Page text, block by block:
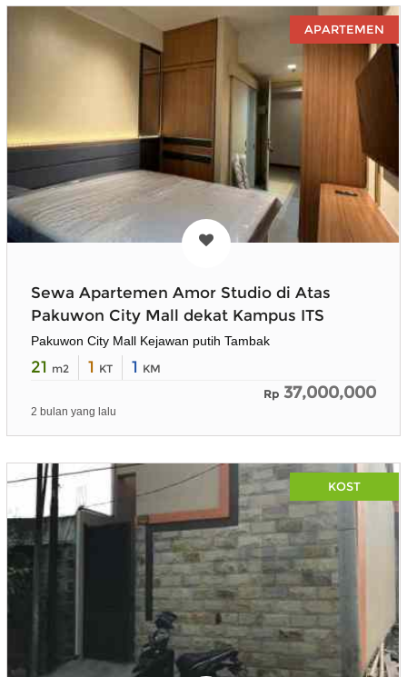
APARTEMEN
Sewa Apartemen Amor Studio di Atas
Pakuwon City Mall dekat Kampus ITS
Pakuwon City Mall Kejawan putih Tambak
21 m2 1 KT 1 KM
Rp 37,000,000
2 bulan yang lalu
KOST